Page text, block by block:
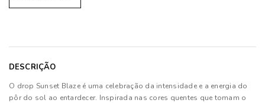
DESCRIÇÃO
O drop Sunset Blaze é uma celebração da intensidade e a energia do
pôr do sol ao entardecer. Inspirada nas cores quentes que tomam o